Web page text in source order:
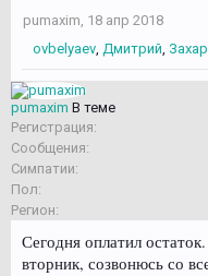
pumaxim, 18 апр 2018
ovbelyaev, Дмитрий,
pumaxim В теме
Регистрация:
Сообщения:
Симпатии:
Пол:
Регион:
Сегодня оплатил
вторник, созвонюсь со